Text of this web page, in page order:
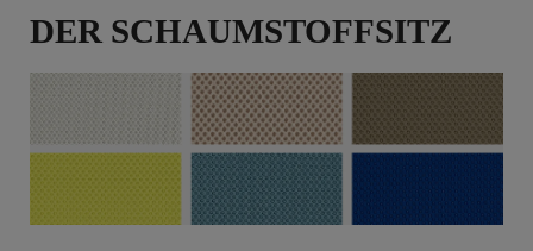
DER SCHAUMSTOFFSITZ